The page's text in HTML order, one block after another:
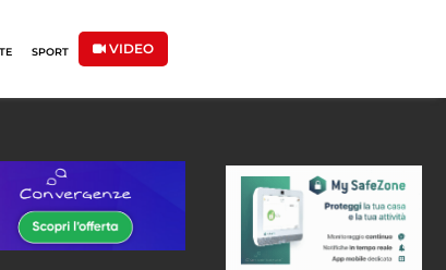
SPORT VIDEO